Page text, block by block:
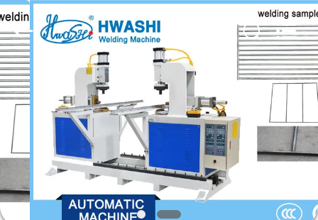
HAUS
PRODUKTE
ÜBER
UNS
TECHNOLOGY
All
Rights
Reserved.